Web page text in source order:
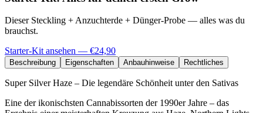
Dieser Steckling + Anzuchterde + Dünger-Probe — alles was du
brauchst.
Starter-Kit ansehen — €24,90
Beschreibung Eigenschaften Anbauhinweise Rechtliches
Super Silver Haze – Die legendäre Schönheit unter den Sativas
Eine der ikonischsten Cannabissorten der 1990er Jahre – das